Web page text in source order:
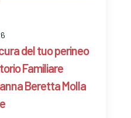
del tuo perineo
Familiare
Beretta Molla